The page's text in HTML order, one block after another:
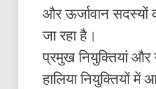
और ऊर्जावान सदस्यों
जा रहा है।
प्रमुख नियुक्तियां और
हालिया नियुक्तियों में